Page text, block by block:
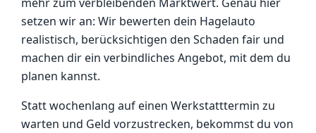
setzen wir an: Wir bewerten dein Hagelauto
realistisch, berücksichtigen den Schaden fair und
machen dir ein verbindliches Angebot, mit dem du
planen kannst.
Statt wochenlang auf einen Werkstatttermin zu
warten und Geld vorzustrecken, bekommst du von